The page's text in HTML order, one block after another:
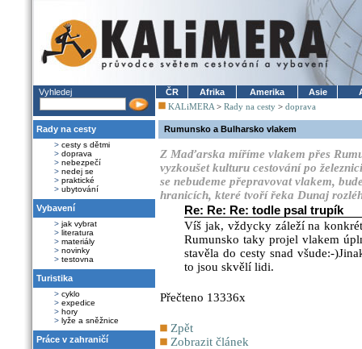
Vyhledej
Rady na cesty
> cesty s dětmi
> doprava
> nebezpečí
> nedej se
> praktické
> ubytování
Vybavení
> jak vybrat
> literatura
> materiály
> novinky
> testovna
Turistika
> cyklo
> expedice
> hory
> lyže a sněžnice
Práce v zahraničí
ČR Afrika Amerika Asie
KALiMERA > Rady na cesty > doprava
Rumunsko a Bulharsko vlakem
Z Maďarska míříme vlakem přes
vyzkoušet kulturu cestování po
se nebudeme přepravovat vlakem,
hranicích, které tvoří řeka Dunaj
Re: Re: Re: todle psal trupík
Víš jak, vždycky záleží na
Rumunsko taky projel vlakem
stavěla do cesty snad všude:-
to jsou skvělí lidi.
Přečteno 13336x
Zpět
Zobrazit článek